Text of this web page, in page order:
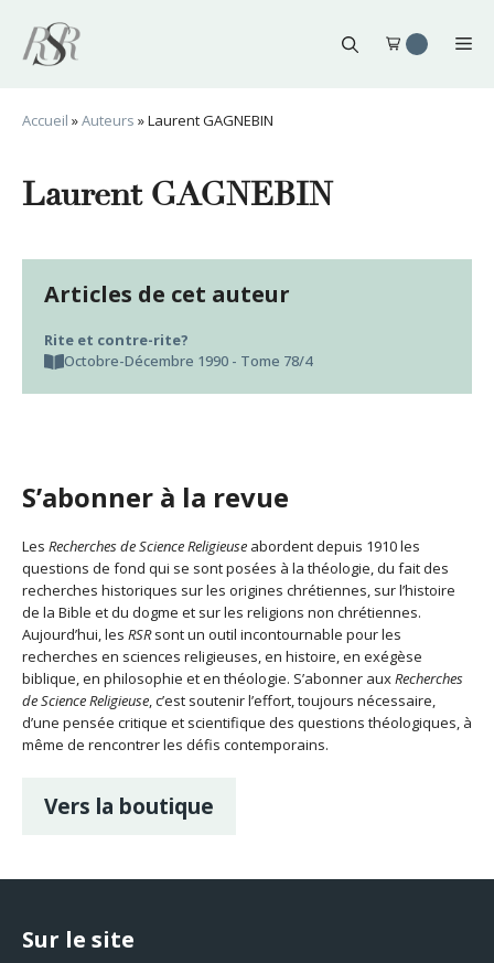
contenu
Accueil »Auteurs »Laurent GAGNEBIN
Laurent GAGNEBIN
Articles de cet auteur
Rite et contre-rite?
Octobre-Décembre 1990 - Tome 78/4
S’abonner à la revue
Les Recherches de Science Religieuse abordent depuis 1910 les
questions de fond qui se sont posées à la théologie, du fait des
recherches historiques sur les origines chrétiennes, sur l’histoire
de la Bible et du dogme et sur les religions non chrétiennes.
Aujourd’hui, les RSRsont un outil incontournable pour les
recherches en sciences religieuses, en histoire, en exégèse
biblique, en philosophie et en théologie. S’abonner auxRecherches
de Science Religieuse, c’est soutenir l’effort, toujours nécessaire,
d’une pensée critique et scientifique des questions théologiques, à
même de rencontrer les défis contemporains.
Vers la boutique
Sur le site